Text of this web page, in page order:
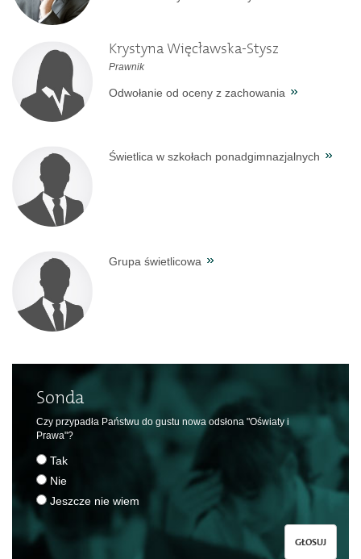
Krystyna Więcławska-Stysz
Prawnik
Odwołanie od oceny z zachowania
Świetlica w szkołach ponadgimnazjalnych
Grupa świetlicowa
Sonda
Czy przypadła Państwu do gustu nowa odsłona "Oświaty i
Prawa"?
Tak
Nie
Jeszcze nie wiem
GŁOSUJ